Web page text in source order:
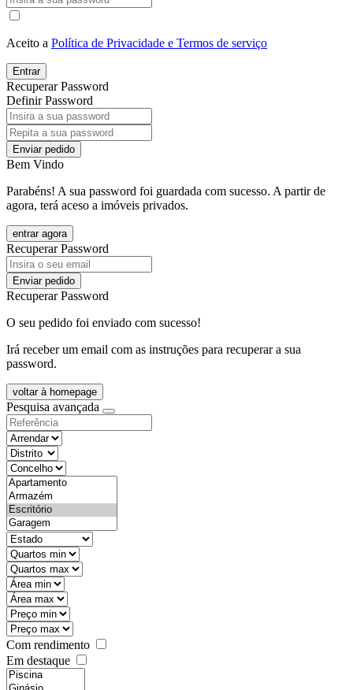
Aceito a Política de Privacidade e Termos de serviço
Entrar
Recuperar Password
Definir Password
Enviar pedido
Bem Vindo
Parabéns! A sua password foi guardada com sucesso. A partir de
agora, terá aceso a imóveis privados.
entrar agora
Recuperar Password
Enviar pedido
Recuperar Password
O seu pedido foi enviado com sucesso!
Irá receber um email com as instruções para recuperar a sua
password.
voltar à homepage
Pesquisa avançada
objective
districtId
countyId
types
state
mintypo
maxtypo
minarea
maxarea
minprice
maxprice
Com rendimento
Em destaque
features